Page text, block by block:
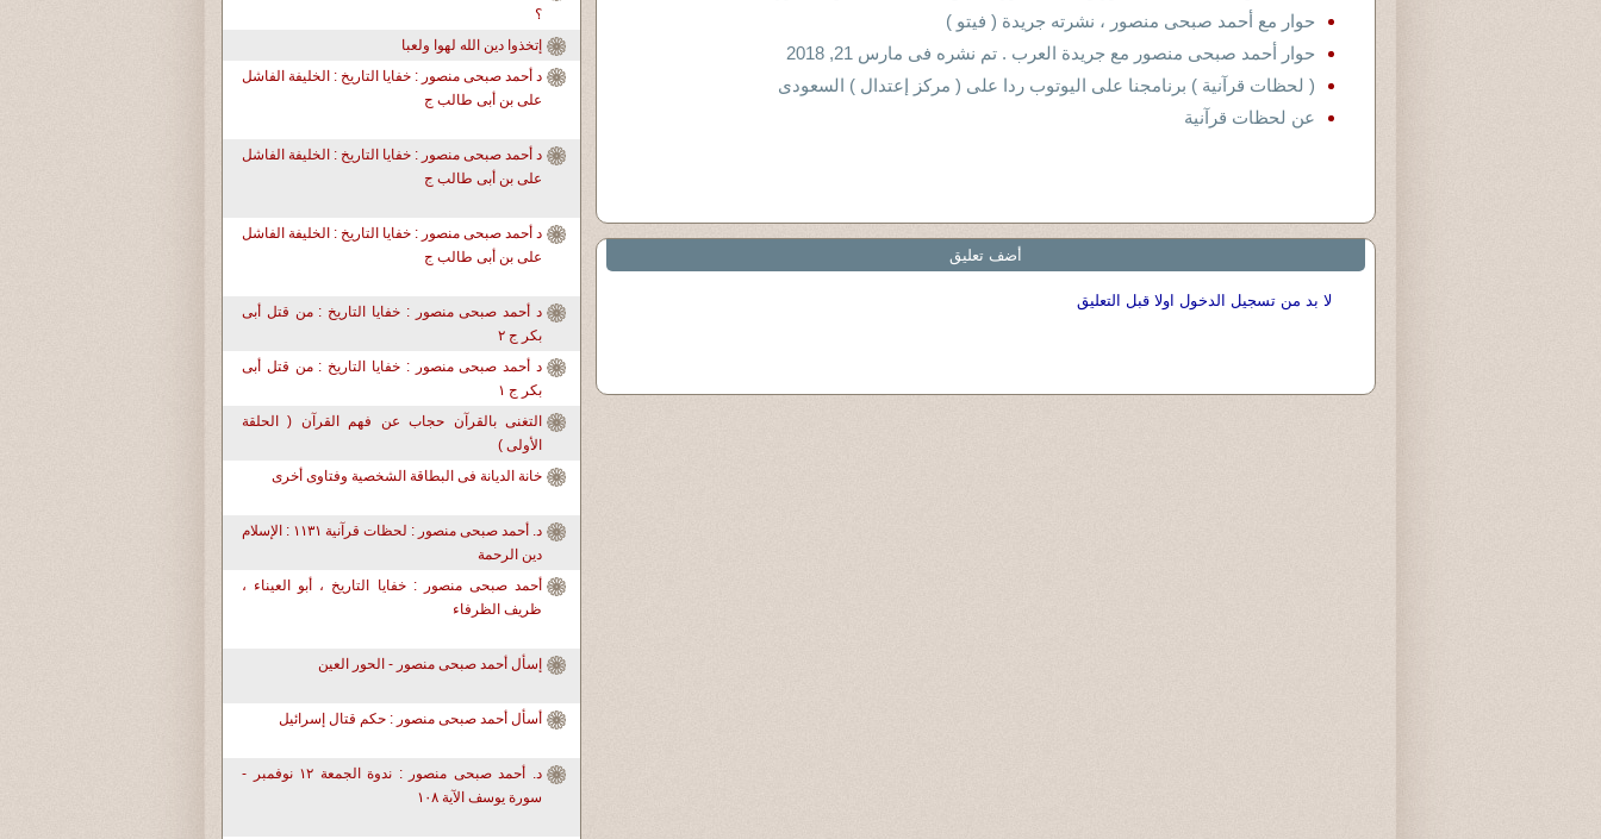
حوار مع أحمد صبحى منصور ، نشرته جريدة ( فيتو )
حوار أحمد صبحى منصور مع جريدة العرب . تم نشره فى مارس 21, 2018
( لحظات قرآنية ) برنامجنا على اليوتوب ردا على ( مركز إعتدال ) السعودى
عن لحظات قرآنية
أضف تعليق
لا بد من تسجيل الدخول اولا قبل التعليق
؟
إتخذوا دين الله لهوا ولعبا
د أحمد صبحى منصور : خفايا التاريخ : الخليفة الفاشل
على بن أبى طالب ج
د أحمد صبحى منصور : خفايا التاريخ : الخليفة الفاشل
على بن أبى طالب ج
د أحمد صبحى منصور : خفايا التاريخ : الخليفة الفاشل
على بن أبى طالب ج
د أحمد صبحى منصور : خفايا التاريخ : من قتل أبى
بكر ج ٢
د أحمد صبحى منصور : خفايا التاريخ : من قتل أبى
بكر ج ١
التغنى بالقرآن حجاب عن فهم القرآن ( الحلقة
الأولى )
خانة الديانة فى البطاقة الشخصية وفتاوى أخرى
د. أحمد صبحى منصور : لحظات قرآنية ١١٣١ : الإسلام
دين الرحمة
أحمد صبحى منصور : خفايا التاريخ ، أبو العيناء ،
ظريف الظرفاء
إسأل أحمد صبحى منصور - الحور العين
أسأل أحمد صبحى منصور : حكم قتال إسرائيل
د. أحمد صبحى منصور : ندوة الجمعة ١٢ نوفمبر -
سورة يوسف الآية ١٠٨